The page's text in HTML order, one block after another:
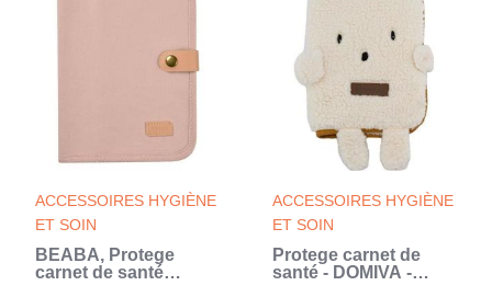
ACCESSOIRES HYGIÈNE
ET SOIN
BEABA, Protege
carnet de santé
ACCESSOIRES HYGIÈNE
ET SOIN
Protege carnet de
santé - DOMIVA -